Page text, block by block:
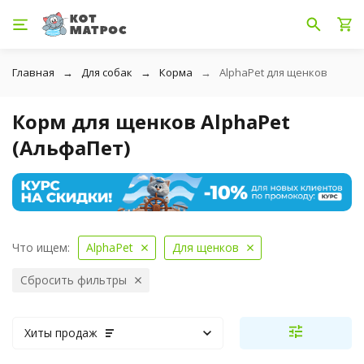
Главная Для собак Корма AlphaPet для щенков
Корм для щенков AlphaPet
(АльфаПет)
Что ищем: AlphaPet Для щенков
Сбросить фильтры
Хиты продаж